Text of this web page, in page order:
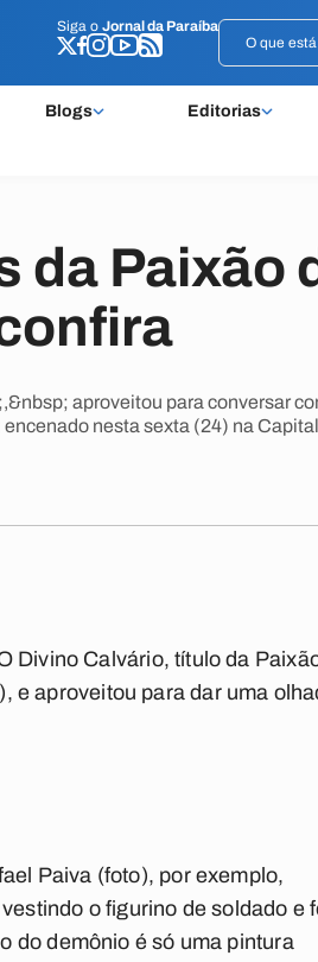
Siga o Jornal da Paraíba
Blogs Editorias
Siga o Jornal da Paraíba
da Paixão
aproveitou para conversar
nesta sexta (24) na
Divino Calvário, título da
e aproveitou para dar uma
Paiva (foto), por exemplo,
o figurino de soldado e
do demônio é só uma pintura